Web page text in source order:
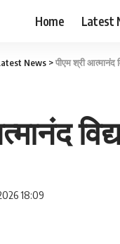
Home Latest
News >पीएम श्री आत्मानंद
18:09